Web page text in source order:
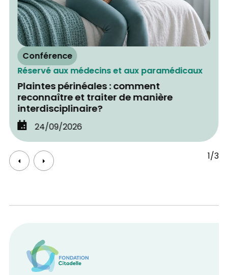
Conférence
Réservé aux médecins et aux paramédicaux
Plaintes périnéales : comment
reconnaître et traiter de manière
interdisciplinaire?
24/09/2026
1/3